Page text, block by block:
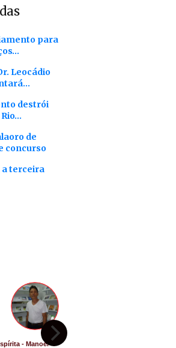
para
Leocádio
destrói
de
concurso
a terceira
- Manoel